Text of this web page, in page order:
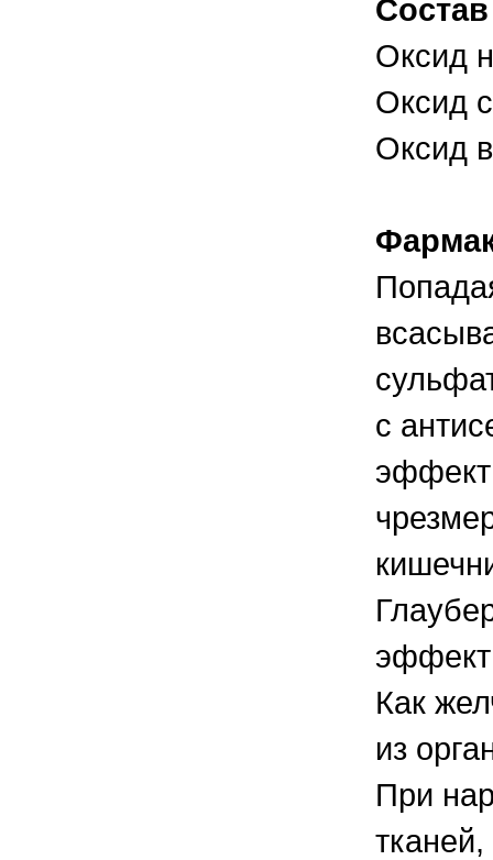
Состав
Оксид
Оксид
Оксид
с
Как
из
При